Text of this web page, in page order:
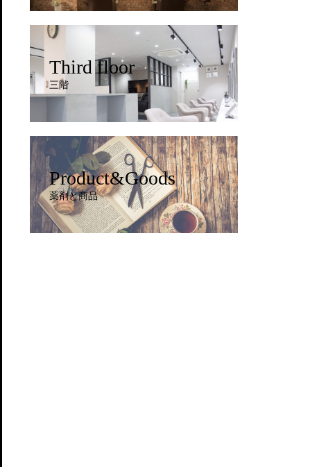
Third floor
三階
Product&Goods
薬剤と商品